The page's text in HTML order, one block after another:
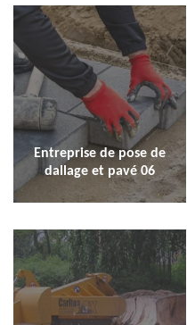
Entreprise de pose de
dallage et pavé 06